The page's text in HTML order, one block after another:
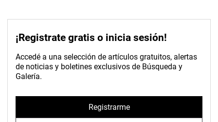
¡Registrate gratis o inicia sesión!
Accedé a una selección de artículos gratuitos, alertas
de noticias y boletines exclusivos de Búsqueda y
Galería.
Registrarme